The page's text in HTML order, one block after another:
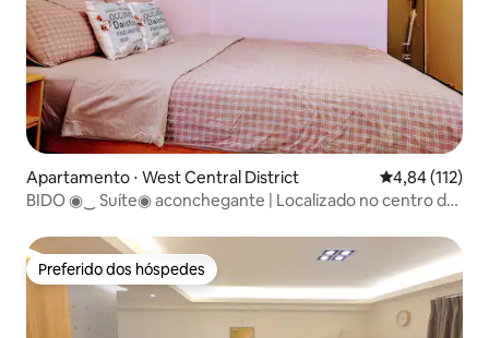
Apartamento ⋅ West Central District 4,84 de uma
4,84 (112)
BIDO ◉‿ Suíte◉ aconchegante | Localizado no centro da
Guohua/Rua Hai'an
Preferido dos hóspedes
Preferido dos hóspedes